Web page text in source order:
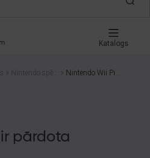
Katalogs
Nintendo spēle
Nintendo Wii Pir
ir pārdota